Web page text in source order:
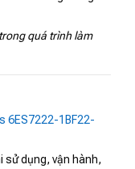
quá trình làm
6ES7222-1BF22-
sử dụng, vận hành,